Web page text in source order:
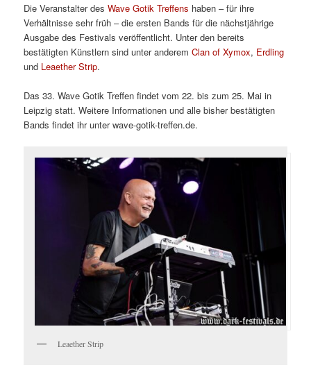
Die Veranstalter desWave Gotik Treffens haben – für ihre
Verhältnisse sehr früh – die ersten Bands für die nächstjährige
Ausgabe des Festivals veröffentlicht. Unter den bereits
bestätigten Künstlern sind unter anderemClan of Xymox, Erdling
und Leaether Strip.
Das 33. Wave Gotik Treffen findet vom 22. bis zum 25. Mai in
Leipzig statt. Weitere Informationen und alle bisher bestätigten
Bands findet ihr unter wave-gotik-treffen.de.
Leaether Strip